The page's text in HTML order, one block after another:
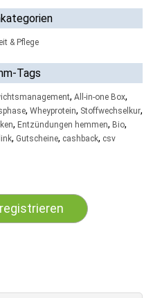
& Pflege
Tags
, All-in-one Box,
, Wheyprotein, Stoffwechselkur,
, Entzündungen hemmen, Bio,
, Gutscheine, cashback, csv